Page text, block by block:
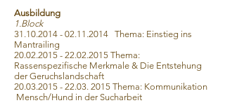
Ausbildung
1.Block
31.10.2014 - 02.11.2014 Thema: Einstieg ins
Mantrailing
20.02.2015 - 22.02.2015 Thema:
Rassenspezifische Merkmale & Die Entstehung
der Geruchslandschaft
20.03.2015 - 22.03. 2015 Thema: Kommunikation
Mensch/Hund in der Sucharbeit